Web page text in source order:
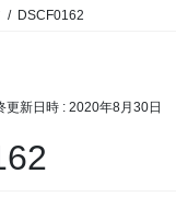
DSCF0162
更新日時 : 2020年8月30日